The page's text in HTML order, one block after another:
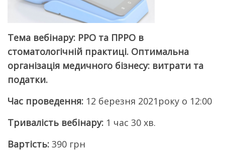
Тема вебінару: РРО та ПРРО в
стоматологічній практиці. Оптимальна
організація медичного бізнесу: витрати та
податки.
Час проведення: 12 березня 2021року о 12:00
Тривалість вебінару: 1 час 30 хв.
Вартість: 390 грн